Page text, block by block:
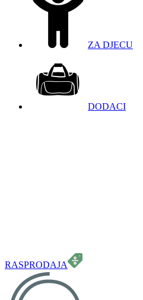
ZA DJECU
DODACI
RASPRODAJA